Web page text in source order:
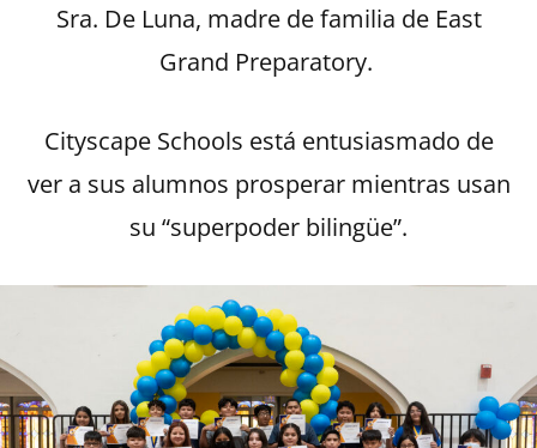
Sra. De Luna, madre de familia de East
Grand Preparatory.
Cityscape Schools está entusiasmado de
ver a sus alumnos prosperar mientras usan
su “superpoder bilingüe”.